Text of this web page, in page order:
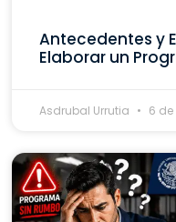
Antecedentes y
Elaborar un
Asdrubal Urrutia 6 de